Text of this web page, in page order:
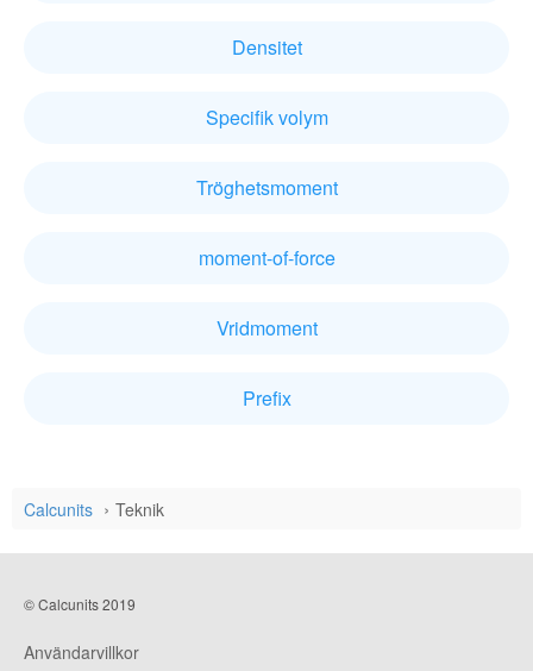
Densitet
Specifik volym
Tröghetsmoment
moment-of-force
Vridmoment
Prefix
Calcunits Teknik
© Calcunits 2019
Användarvillkor